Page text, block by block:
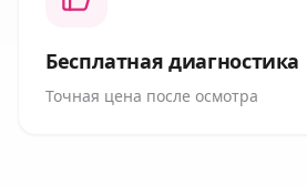
Бесплатная диагностика
Точная цена после осмотра